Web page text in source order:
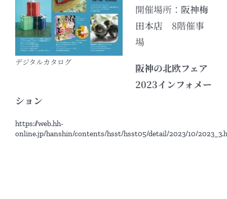
デジタルカタログ
開催場所： 阪神梅
田本店 8階催事
場
阪神の北欧フェア
2023インフォメー
ション
https://web.hh-
online.jp/hanshin/contents/hsst/hsst05/detail/2023/10/